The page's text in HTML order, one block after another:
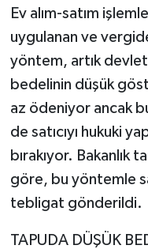
Ev alım-satım
uygulanan ve
yöntem, artık
bedelinin düşük
az ödeniyor ancak
de satıcıyı hukuki
bırakıyor. Bakanlık
göre, bu yöntemle
tebligat gönderildi.
TAPUDA DÜŞÜK